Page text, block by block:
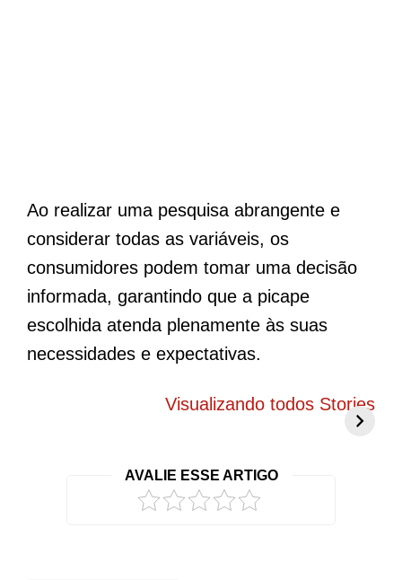
Ao realizar uma pesquisa abrangente e
considerar todas as variáveis, os
consumidores podem tomar uma decisão
informada, garantindo que a picape
escolhida atenda plenamente às suas
necessidades e expectativas.
208 elétrico
Visualizando todos Stories
AVALIE ESSE ARTIGO